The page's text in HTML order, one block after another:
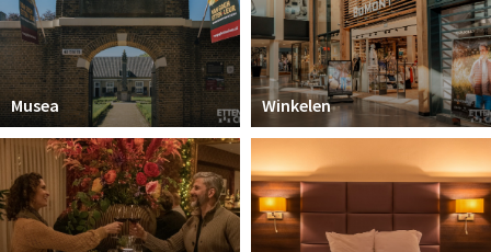
Musea Winkelen